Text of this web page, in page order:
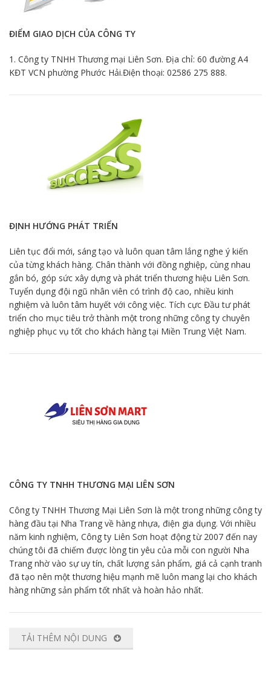
ĐIỂM GIAO DỊCH CỦA CÔNG TY
1. Công ty TNHH Thương mại Liên Sơn. Địa chỉ: 60 đường A4
KĐT VCN phường Phước Hải.Điện thoại: 02586 275 888.
ĐỊNH HƯỚNG PHÁT TRIỂN
Liên tục đổi mới, sáng tạo và luôn quan tâm lắng nghe ý kiến
của từng khách hàng. Chân thành với đồng nghiệp, cùng nhau
gắn bó, góp sức xây dựng và phát triển thương hiệu Liên Sơn.
Tuyển dụng đội ngũ nhân viên có trình độ cao, nhiều kinh
nghiệm và luôn tâm huyết với công việc. Tích cực Đầu tư phát
triển cho mục tiêu trở thành một trong những công ty chuyên
nghiệp phục vụ tốt cho khách hàng tại Miền Trung Việt Nam.
CÔNG TY TNHH THƯƠNG MẠI LIÊN SƠN
Công ty TNHH Thương Mại Liên Sơn là một trong những công ty
hàng đầu tại Nha Trang về hàng nhựa, điện gia dụng. Với nhiều
năm kinh nghiệm, Công ty Liên Sơn hoạt động từ 2007 đến nay
chúng tôi đã chiếm được lòng tin yêu của mỗi con người Nha
Trang nhờ vào sự uy tín, chất lượng sản phẩm, giá cả cạnh tranh
đã tạo nên một thương hiệu mạnh mẽ luôn mang lại cho khách
hàng những sản phẩm tốt nhất và hoàn hảo nhất.
TẢI THÊM NỘI DUNG